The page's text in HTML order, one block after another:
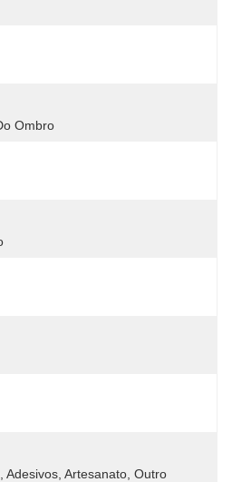
Ombro
Adesivos, Artesanato, Outro